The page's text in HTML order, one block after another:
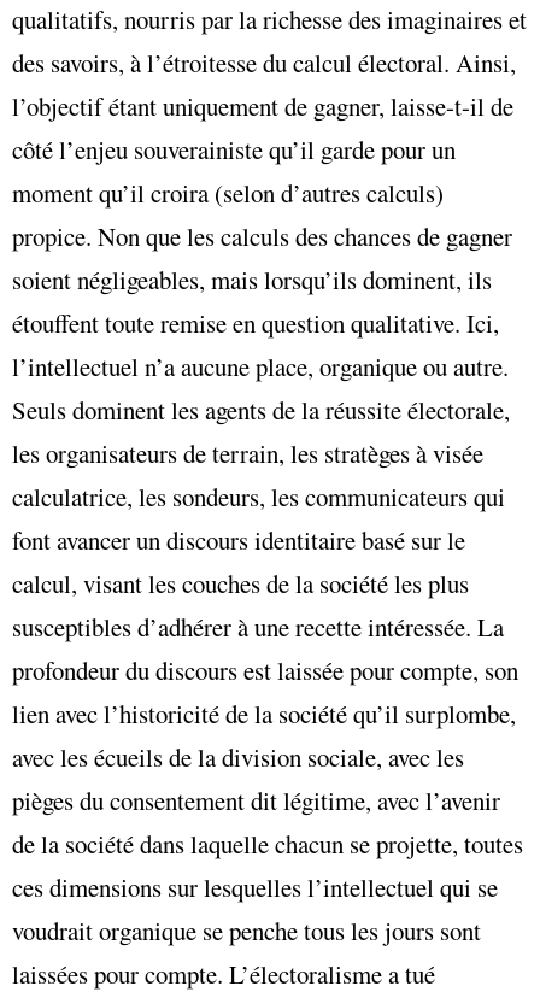
qualitatifs, nourris par la richesse des imaginaires et
des savoirs, à l’étroitesse du calcul électoral. Ainsi,
l’objectif étant uniquement de gagner, laisse-t-il de
côté l’enjeu souverainiste qu’il garde pour un
moment qu’il croira (selon d’autres calculs)
propice. Non que les calculs des chances de gagner
soient négligeables, mais lorsqu’ils dominent, ils
étouffent toute remise en question qualitative. Ici,
l’intellectuel n’a aucune place, organique ou autre.
Seuls dominent les agents de la réussite électorale,
les organisateurs de terrain, les stratèges à visée
calculatrice, les sondeurs, les communicateurs qui
font avancer un discours identitaire basé sur le
calcul, visant les couches de la société les plus
susceptibles d’adhérer à une recette intéressée. La
profondeur du discours est laissée pour compte, son
lien avec l’historicité de la société qu’il surplombe,
avec les écueils de la division sociale, avec les
pièges du consentement dit légitime, avec l’avenir
de la société dans laquelle chacun se projette, toutes
ces dimensions sur lesquelles l’intellectuel qui se
voudrait organique se penche tous les jours sont
laissées pour compte. L’électoralisme a tué